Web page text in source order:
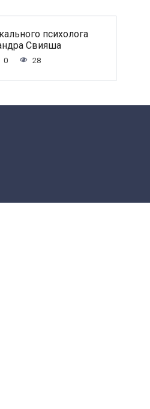
психолога
Свияша
0 28